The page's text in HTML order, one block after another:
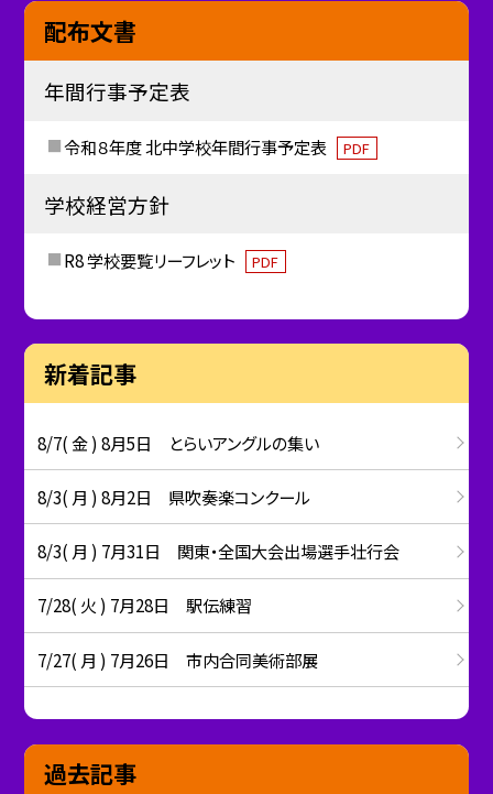
配布文書
年間行事予定表
令和８年度 北中学校年間行事予定表 PDF
学校経営方針
R8 学校要覧リーフレット PDF
新着記事
8/7( 金 ) 8月5日 とらいアングルの集い
8/3( 月 ) 8月2日 県吹奏楽コンクール
8/3( 月 ) 7月31日 関東・全国大会出場選手壮行会
7/28( 火 ) 7月28日 駅伝練習
7/27( 月 ) 7月26日 市内合同美術部展
過去記事